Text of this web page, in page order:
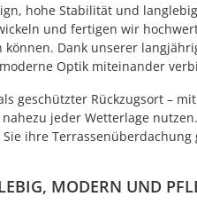
hohe Stabilität und
und fertigen wir
Dank unserer
Optik miteinander
geschützter Rückzugsort –
jeder Wetterlage
ihre
MODERN UND